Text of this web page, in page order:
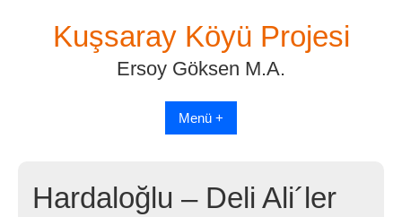
Kuşsaray Köyü Projesi
Ersoy Göksen M.A.
Menü +
Hardaloğlu – Deli Ali´ler